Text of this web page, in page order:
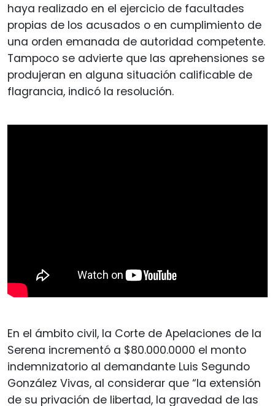
haya realizado en el ejercicio de facultades
propias de los acusados o en cumplimiento de
una orden emanada de autoridad competente.
Tampoco se advierte que las aprehensiones se
produjeran en alguna situación calificable de
flagrancia, indicó la resolución.
En el ámbito civil, la Corte de Apelaciones de la
Serena incrementó a $80.000.0000 el monto
indemnizatorio al demandante Luis Segundo
González Vivas, al considerar que “la extensión
de su privación de libertad, la gravedad de las